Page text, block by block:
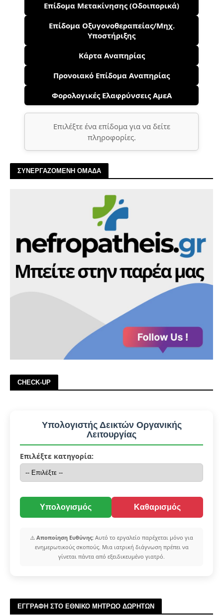
Επίδομα Μετακίνησης (Οδοιπορικά)
Επίδομα Οξυγονοθεραπείας/Μηχ.
Υποστήριξης
Κάρτα Αναπηρίας
Προνοιακό Επίδομα Αναπηρίας
Φορολογικές Ελαφρύνσεις ΑμεΑ
Επιλέξτε ένα επίδομα για να δείτε
πληροφορίες.
ΣΥΝΕΡΓΑΖΟΜΕΝΗ ΟΜΑΔΑ
CHECK-UP
Υπολογιστής Δεικτών Οργανικής
Λειτουργίας
Επιλέξτε κατηγορία:
Υπολογισμός Καθαρισμός
⚠️ Αποποίηση Ευθύνης: Αυτό το εργαλείο παρέχεται μόνο για
ενημερωτικούς σκοπούς. Μια ιατρική διάγνωση πρέπει να
γίνεται πάντα από εξειδικευμένο γιατρό.
ΕΓΓΡΑΦΗ ΣΤΟ ΕΘΝΙΚΟ ΜΗΤΡΩΟ ΔΩΡΗΤΩΝ